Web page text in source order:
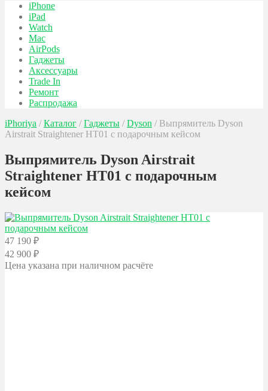
iPhone
iPad
Watch
Mac
AirPods
Гаджеты
Аксессуары
Trade In
Ремонт
Распродажа
iPhoriya / Каталог / Гаджеты / Dyson / Выпрямитель Dyson
Airstrait Straightener HT01 с подарочным кейсом
Выпрямитель Dyson Airstrait
Straightener HT01 с подарочным
кейсом
47 190 ₽
42 900 ₽
Цена указана при наличном расчёте